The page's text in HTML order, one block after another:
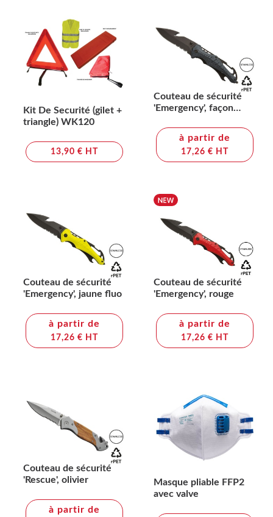
Kit De Securité (gilet +
triangle) WK120
13,90 € HT
Couteau de sécurité
'Emergency', façon
à partir de
17,26 € HT
Couteau de sécurité
'Emergency', jaune fluo
à partir de
17,26 € HT
Couteau de sécurité
'Emergency', rouge
à partir de
17,26 € HT
Couteau de sécurité
'Rescue', olivier
à partir de
Masque pliable FFP2
avec valve